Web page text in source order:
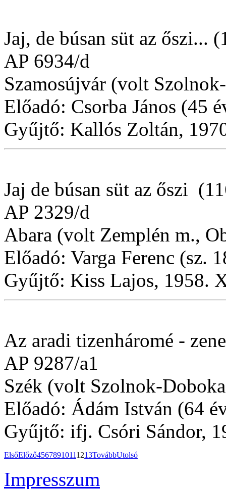
Jaj, de búsan süt az őszi...
AP 6934/d
Szamosújvár (volt
Előadó: Csorba János (45
Gyűjtő: Kallós Zoltán,
Jaj de búsan süt az őszi
AP 2329/d
Abara (volt Zemplén m.,
Előadó: Varga Ferenc (sz.
Gyűjtő: Kiss Lajos, 1958.
Az aradi tizenháromé -
AP 9287/a1
Szék (volt Szolnok-
Előadó: Ádám István (64
Gyűjtő: ifj. Csóri Sándor,
ElsőElőző45678910111213TovábbUtolsó
Impresszum